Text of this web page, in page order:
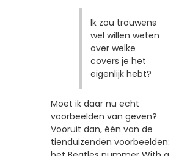
Ik zou trouwens
wel willen weten
over welke
covers je het
eigenlijk hebt?
Moet ik daar nu echt
voorbeelden van geven?
Vooruit dan, één van de
tienduizenden voorbeelden: